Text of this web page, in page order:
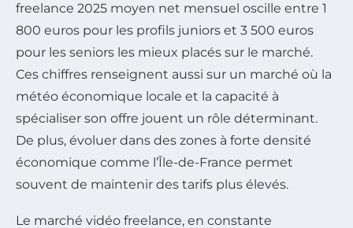
freelance 2025 moyen net mensuel oscille entre 1
800 euros pour les profils juniors et 3 500 euros
pour les seniors les mieux placés sur le marché.
Ces chiffres renseignent aussi sur un marché où la
météo économique locale et la capacité à
spécialiser son offre jouent un rôle déterminant.
De plus, évoluer dans des zones à forte densité
économique comme l’Île-de-France permet
souvent de maintenir des tarifs plus élevés.
Le marché vidéo freelance, en constante